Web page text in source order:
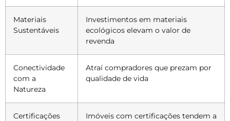
Materiais
Sustentáveis
Investimentos em materiais
ecológicos elevam o valor de
revenda
Conectividade
com a
Natureza
Atraí compradores que prezam por
qualidade de vida
Certificações
Imóveis com certificações tendem a